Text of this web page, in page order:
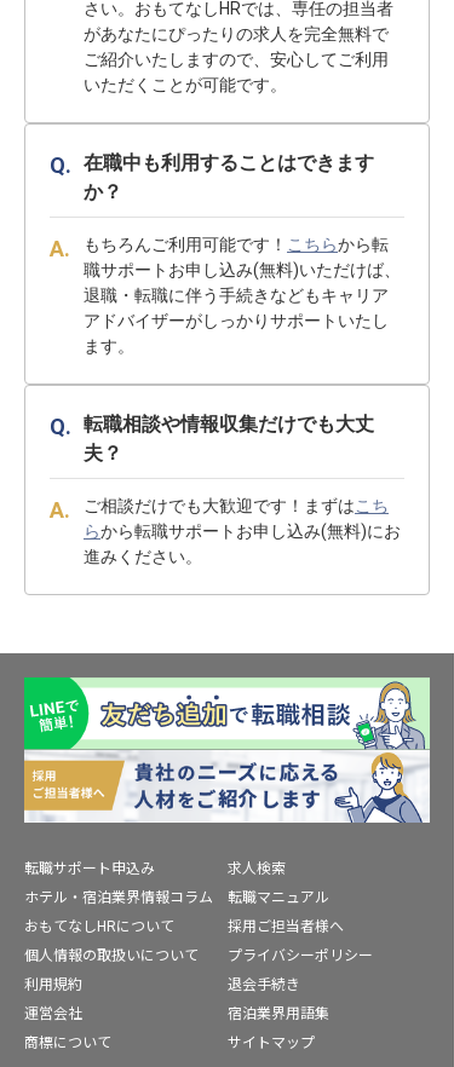
さい。おもてなしHRでは、専任の担当者
があなたにぴったりの求人を完全無料で
ご紹介いたしますので、安心してご利用
いただくことが可能です。
在職中も利用することはできます
か？
もちろんご利用可能です！ こちらから転
職サポートお申し込み(無料)いただけば、
退職・転職に伴う手続きなどもキャリア
アドバイザーがしっかりサポートいたし
ます。
転職相談や情報収集だけでも大丈
夫？
ご相談だけでも大歓迎です！まずはこち
らから転職サポートお申し込み(無料)にお
進みください。
転職サポート申込み
求人検索
ホテル・宿泊業界情報コラム
転職マニュアル
おもてなしHRについて
採用ご担当者様へ
個人情報の取扱いについて
プライバシーポリシー
利用規約
退会手続き
運営会社
宿泊業界用語集
商標について
サイトマップ